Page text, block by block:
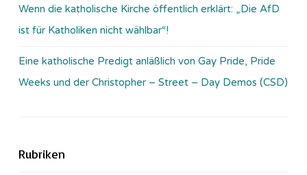
Wenn die katholische Kirche öffentlich erklärt: „Die AfD
ist für Katholiken nicht wählbar“!
Eine katholische Predigt anläßlich von Gay Pride, Pride
Weeks und der Christopher – Street – Day Demos (CSD)
Rubriken